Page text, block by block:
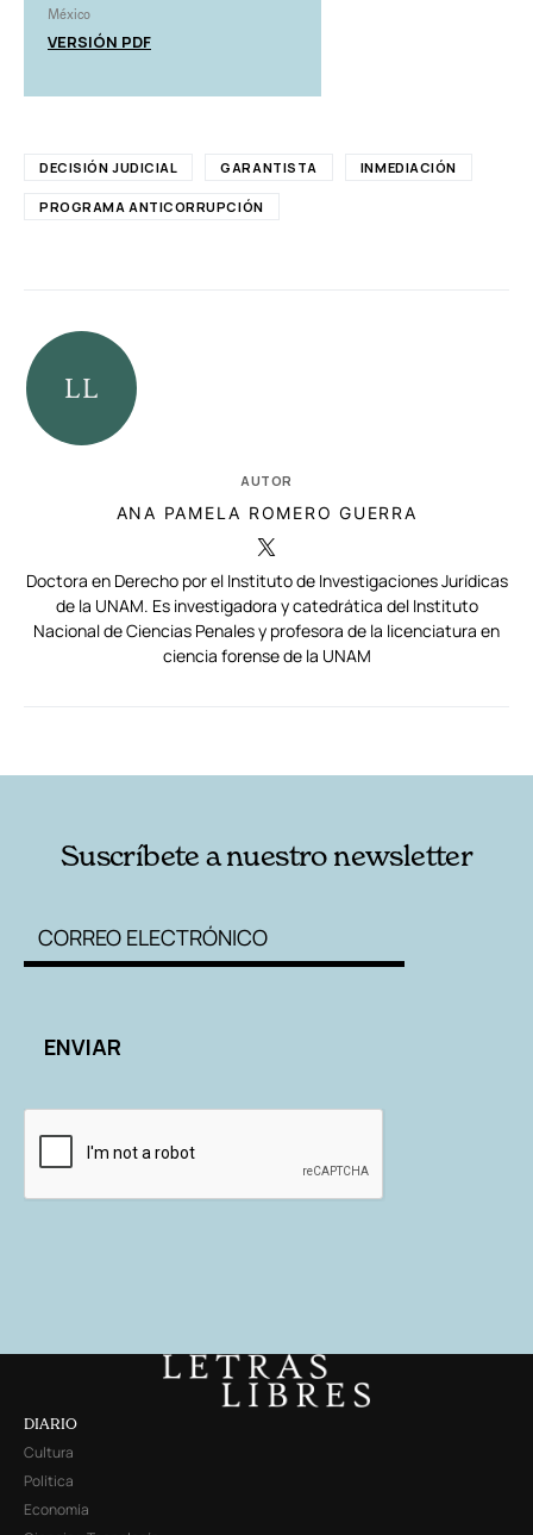
México
VERSIÓN PDF
DECISIÓN JUDICIAL GARANTISTA INMEDIACIÓN
PROGRAMA ANTICORRUPCIÓN
AUTOR
ANA PAMELA ROMERO GUERRA
Doctora en Derecho por el Instituto de Investigaciones Jurídicas
de la UNAM. Es investigadora y catedrática del Instituto
Nacional de Ciencias Penales y profesora de la licenciatura en
ciencia forense de la UNAM
Suscríbete a nuestro newsletter
DIARIO
Cultura
Política
Economía